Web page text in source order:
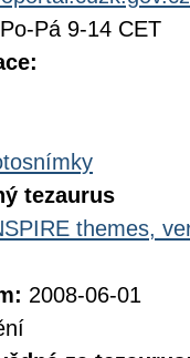
Po-Pá 9-14 CET
tezaurus
themes,
2008-06-01